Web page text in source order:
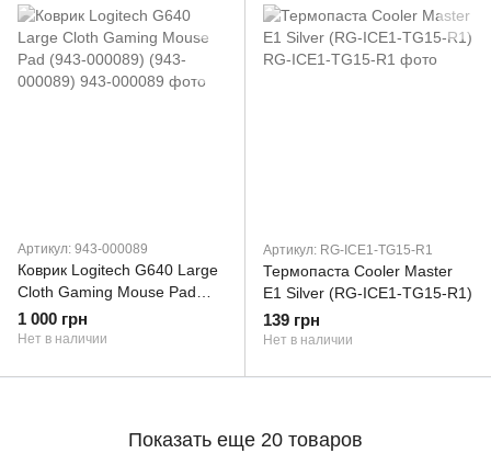
Артикул: 943-000089
Коврик Logitech G640 Large
Cloth Gaming Mouse Pad
(943-000089) (943-000089)
1 000 грн
Нет в наличии
Артикул: RG-ICE1-TG15-R1
Термопаста Cooler Master
E1 Silver (RG-ICE1-TG15-R1)
139 грн
Нет в наличии
Показать еще 20 товаров